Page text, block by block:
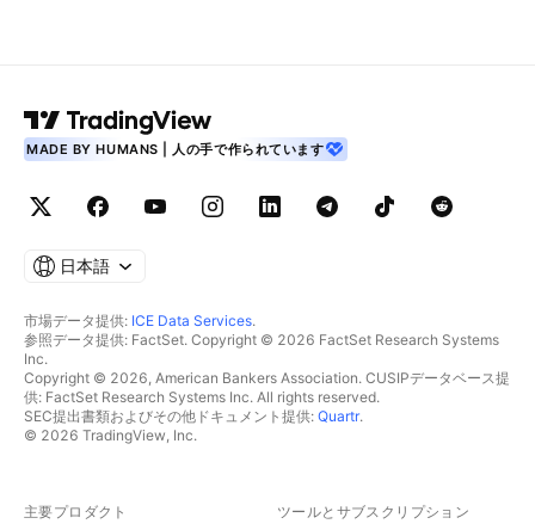
MADE BY HUMANS | 人の手で作られています
日本語
市場データ提供: ICE Data Services.
参照データ提供: FactSet. Copyright © 2026 FactSet Research Systems
Inc.
Copyright © 2026, American Bankers Association. CUSIPデータベース提
供: FactSet Research Systems Inc. All rights reserved.
SEC提出書類およびその他ドキュメント提供: Quartr.
© 2026 TradingView, Inc.
主要プロダクト ツールとサブスクリプション